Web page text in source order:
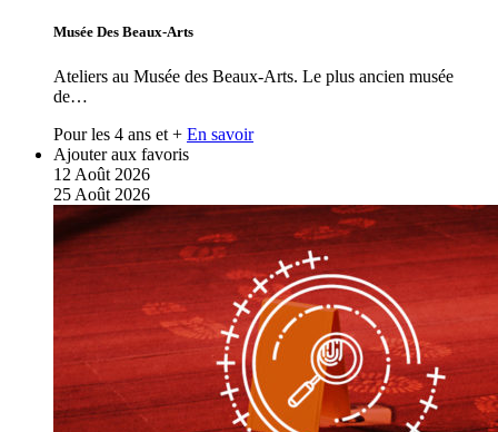
Musée Des Beaux-Arts
Ateliers au Musée des Beaux-Arts. Le plus ancien musée
de…
Pour les 4 ans et + En savoir
Ajouter aux favoris
12 Août 2026
25 Août 2026